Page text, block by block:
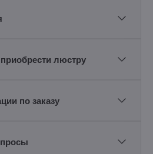
люстру
по заказу